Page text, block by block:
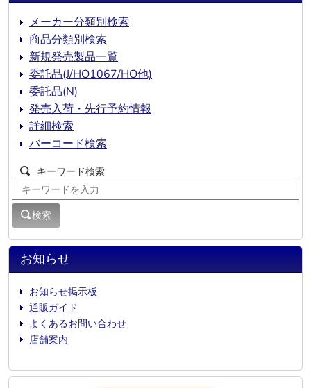
お知らせ
お知らせ掲示板
通販ガイド
よくあるお問い合わせ
店舗案内
メーカー分類別検索
商品分類別検索
新規発売製品一覧
委託品(J/HO1067/HO他)
委託品(N)
発売入荷・先行予約情報
詳細検索
バーコード検索
キーワード検索
検索